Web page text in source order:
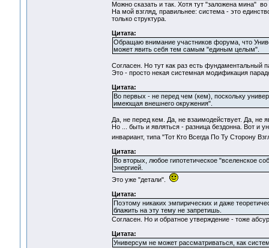
Можно сказать и так. Хотя тут "заложена мина"
На мой взгляд, правильнее: система - это
только структура.
Цитата:
Обращаю внимание участников форума, что
может явить себя тем самым "единым целым".
Согласен. Но тут как раз есть фундаментальный
Это - просто некая системная модификация
Цитата:
Во первых - не перед чем (кем), поскольку
имеющая внешнего окружения".
Да, не перед кем. Да, не взаимодействует. Да, не
Но ... быть и являться - разница бездонна. Вот и
инвариант, типа "Тот Кто Всегда По Ту Сторону
Цитата:
Во вторых, любое гипотетическое "вселенское
энергией.
Это уже "детали".
Цитата:
Поэтому никаких эмпирических и даже
блажить на эту тему не запретишь.
Согласен. Но и обратное утверждение - тоже
Цитата:
Универсум не может рассматриваться, как